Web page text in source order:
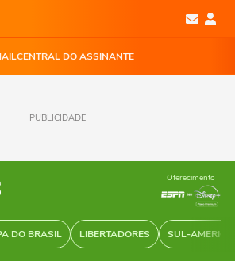
CENTRAL DO ASSINANTE
PUBLICIDADE
DO BRASIL LIBERTADORES SUL-
Oferecimento